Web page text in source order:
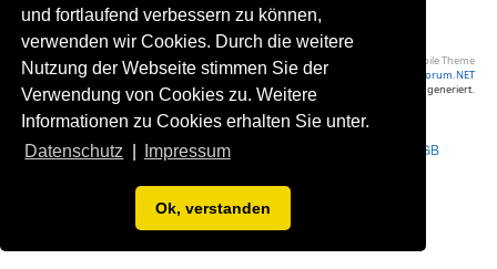
und fortlaufend verbessern zu können,
verwenden wir Cookies. Durch die weitere
Nutzung der Webseite stimmen Sie der
Verwendung von Cookies zu. Weitere
Informationen zu Cookies erhalten Sie unter.
Datenschutz
Impressum
Ok, verstanden
Umfrage (Neue Beiträge)
Umfrage
Volle Seite Ansehen
Yaf Mobile Theme
Powered by YAF.NET|YAF.NET © 2003-2026, Yet Another Forum.NET
Diese Seite wurde in 0.037 Sekunden generiert.
Impressum•Datenschutzerklärung• AGB